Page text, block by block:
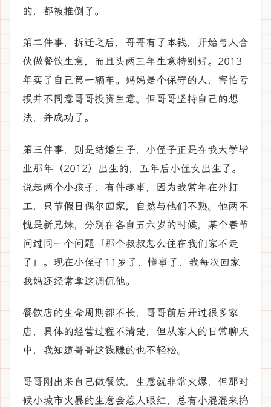
的，都被推倒了。
第二件事，拆迁之后，哥哥有了本钱，开始与人合
伙做餐饮生意，而且头两三年生意特别好。2013
年买了自己第一辆车。妈妈是个保守的人，害怕亏
损并不同意哥哥投资生意。但哥哥坚持自己的想
法，并成功了。
第三件事，则是结婚生子，小侄子正是在我大学毕
业那年（2012）出生的，五年后小侄女出生了。
说起两个小孩子，有件趣事，因为我常年在外打
工，只节假日偶尔回家，自然与他们不熟。他两不
愧是新兄妹，分别在各自五六岁的时候，某个春节
问过同一个问题「那个叔叔怎么住在我们家不走
了」。现在小侄子11岁了，懂事了，我每次回家
我妈还经常拿这调侃他。
餐饮店的生命周期都不长，哥哥前后开过很多家
店，具体的经营过程不清楚，但从家人的日常聊天
中，我知道哥哥这钱赚的也不轻松。
哥哥刚出来自己做餐饮，生意就非常火爆，但那时
候小城市火暴的生意会惹人眼红，总有小混混来捣